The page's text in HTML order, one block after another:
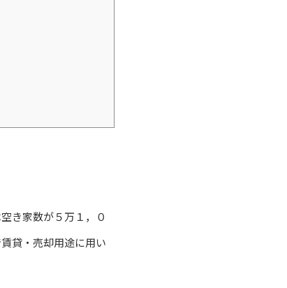
き家数が５万１，０
貸・売却用途に用い